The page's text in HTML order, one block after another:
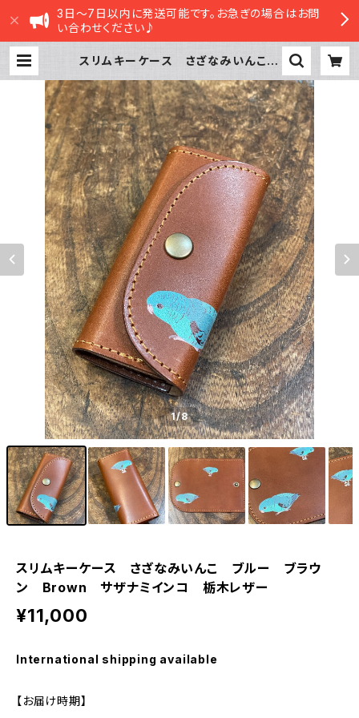
3日～7日以内に発送可能です。お急ぎの場合はお問
い合わせください♪
スリムキーケース さざなみいんこ
ミインコ 栃木レザー | sasatte S
TORE|ささってストア
1/8
スリムキーケース さざなみいんこ ブルー ブラウ
ン Brown サザナミインコ 栃木レザー
¥11,000
International shipping available
【お届け時期】